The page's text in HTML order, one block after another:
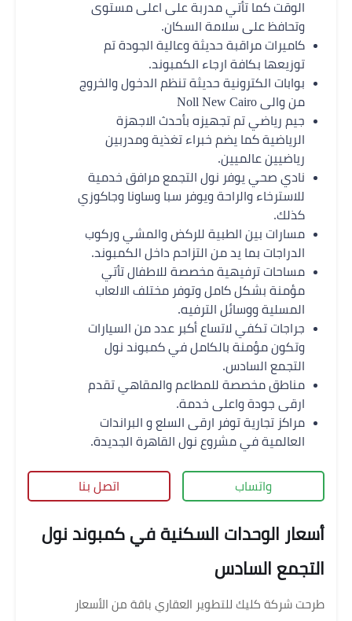
الوقت كما تأتي مدربة على اعلى مستوى
وتحافظ على سلامة السكان.
كاميرات مراقبة حديثة وعالية الجودة تم
توزيعها بكافة ارجاء الكمبوند.
بوابات الكترونية حديثة تنظم الدخول والخروج
من والى Noll New Cairo
جيم رياضي تم تجهيزه بأحدث الاجهزة
الرياضية كما يضم خبراء تغذية ومدربين
رياضيين عالميين.
نادي صحي يوفر نول التجمع مرافق خدمية
للاسترخاء والراحة ويوفر سبا وساونا وجاكوزي
كذلك.
مسارات بين الطبية للركض والمشي وركوب
الدراجات بما يد من التزاحم داخل الكمبوند.
مساحات ترفيهية مخصصة للاطفال تأتي
مؤمنة بشكل كامل وتوفر مختلف الالعاب
المسلية ووسائل الترفيه.
جراجات تكفي لاتساع أكبر عدد من السيارات
وتكون مؤمنة بالكامل في كمبوند نول
التجمع السادس.
مناطق مخصصة للمطاعم والمقاهي تقدم
ارقى جودة واعلى خدمة.
مراكز تجارية توفر ارقى السلع و البراندات
العالمية في مشروع نول القاهرة الجديدة.
واتساب اتصل بنا
أسعار الوحدات السكنية في كمبوند نول
التجمع السادس
طرحت شركة كليك للتطوير العقاري باقة من الأسعار